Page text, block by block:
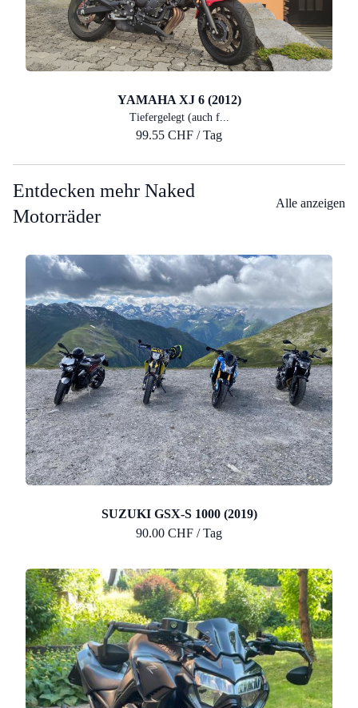
YAMAHA XJ 6 (2012)
Tiefergelegt (auch f...
99.55 CHF / Tag
Entdecken mehr Naked
Motorräder
Alle anzeigen
SUZUKI GSX-S 1000 (2019)
90.00 CHF / Tag